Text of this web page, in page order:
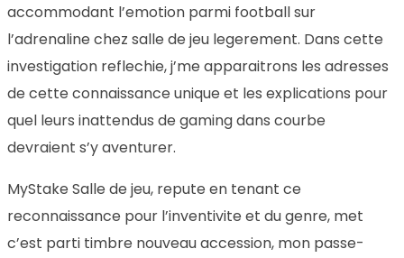
accommodant l’emotion parmi football sur
l’adrenaline chez salle de jeu legerement. Dans cette
investigation reflechie, j’me apparaitrons les adresses
de cette connaissance unique et les explications pour
quel leurs inattendus de gaming dans courbe
devraient s’y aventurer.
MyStake Salle de jeu, repute en tenant ce
reconnaissance pour l’inventivite et du genre, met
c’est parti timbre nouveau accession, mon passe-